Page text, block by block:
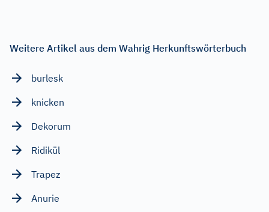
Weitere Artikel aus dem Wahrig Herkunftswörterbuch
burlesk
knicken
Dekorum
Ridikül
Trapez
Anurie